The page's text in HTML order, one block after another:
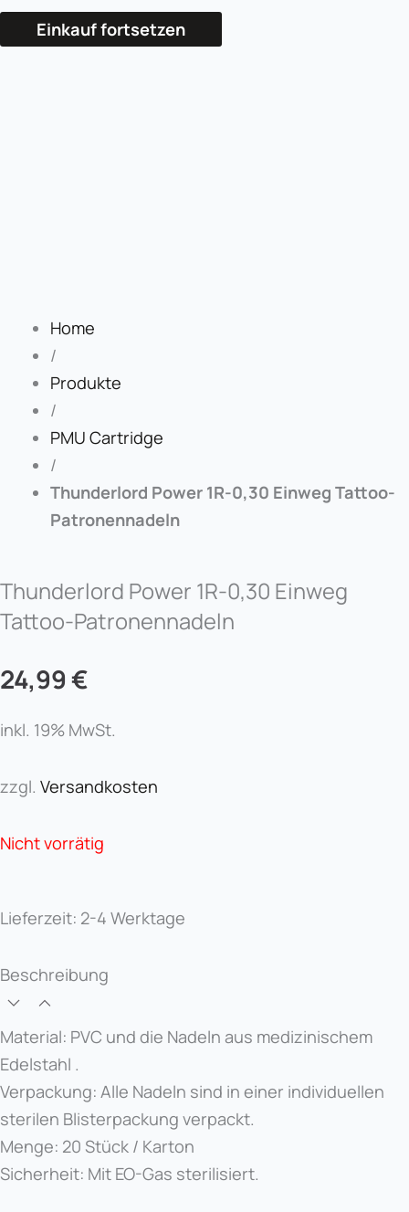
Einkauf fortsetzen
Home
/
Produkte
/
PMU Cartridge
/
Thunderlord Power 1R-0,30 Einweg Tattoo-
Patronennadeln
Thunderlord Power 1R-0,30 Einweg
Tattoo-Patronennadeln
24,99€
inkl. 19% MwSt.
zzgl. Versandkosten
Nicht vorrätig
Lieferzeit: 2-4 Werktage
Beschreibung
Material: PVC und die Nadeln aus medizinischem
Edelstahl .
Verpackung: Alle Nadeln sind in einer individuellen
sterilen Blisterpackung verpackt.
Menge: 20 Stück / Karton
Sicherheit: Mit EO-Gas sterilisiert.